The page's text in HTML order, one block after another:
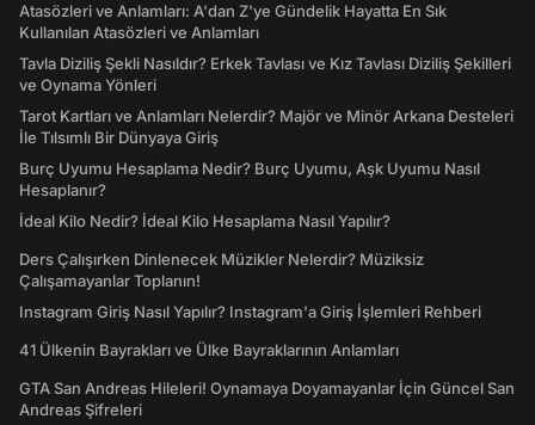
Atasözleri ve Anlamları: A'dan Z'ye Gündelik Hayatta En Sık
Kullanılan Atasözleri ve Anlamları
Tavla Diziliş Şekli Nasıldır? Erkek Tavlası ve Kız Tavlası Diziliş Şekilleri
ve Oynama Yönleri
Tarot Kartları ve Anlamları Nelerdir? Majör ve Minör Arkana Desteleri
İle Tılsımlı Bir Dünyaya Giriş
Burç Uyumu Hesaplama Nedir? Burç Uyumu, Aşk Uyumu Nasıl
Hesaplanır?
İdeal Kilo Nedir? İdeal Kilo Hesaplama Nasıl Yapılır?
Ders Çalışırken Dinlenecek Müzikler Nelerdir? Müziksiz
Çalışamayanlar Toplanın!
Instagram Giriş Nasıl Yapılır? Instagram'a Giriş İşlemleri Rehberi
41 Ülkenin Bayrakları ve Ülke Bayraklarının Anlamları
GTA San Andreas Hileleri! Oynamaya Doyamayanlar İçin Güncel San
Andreas Şifreleri